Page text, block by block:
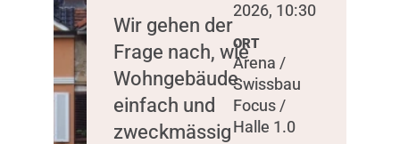
Wir gehen der
Frage nach, wie
Wohngebäude
einfach und
zweckmässig
2026, 10:30
ORT
Arena /
Swissbau
Focus /
Halle 1.0